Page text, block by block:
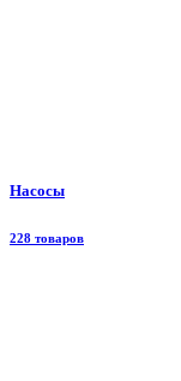
Насосы
228 товаров